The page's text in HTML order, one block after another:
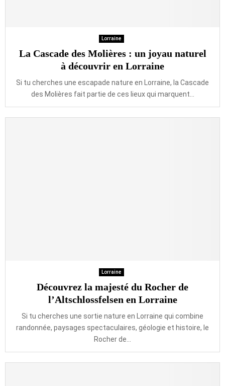
Lorraine
La Cascade des Molières : un joyau naturel
à découvrir en Lorraine
Si tu cherches une escapade nature en Lorraine, la Cascade
des Molières fait partie de ces lieux qui marquent...
Lorraine
Découvrez la majesté du Rocher de
l’Altschlossfelsen en Lorraine
Si tu cherches une sortie nature en Lorraine qui combine
randonnée, paysages spectaculaires, géologie et histoire, le
Rocher de...